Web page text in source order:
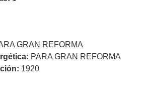
GRAN REFORMA
PARA GRAN REFORMA
1920